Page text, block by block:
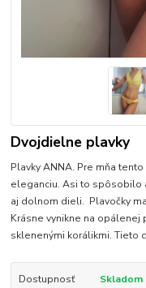
Dvojdielne plavky
Plavky ANNA. Pre mňa
eleganciu. Asi to spôsobilo
aj dolnom dieli. Plavočky
Krásne vynikne na
sklenenými korálikmi. Tieto
Dostupnosť
Skladom